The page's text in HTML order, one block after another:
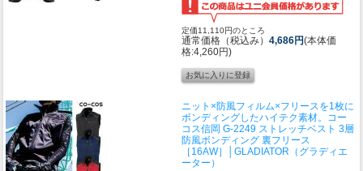
定価11,110円のところ
通常価格（税込み） 4,686円(本体価
格:4,260円)
ニット×防風フィルム×フリースを1枚に
ボンディングしたハイテク素材。
コー
コス信岡 G-2249 ストレッチベスト 3層
防風ボンディング 裏フリース
［16AW］│GLADIATOR（グラディエ
ーター）